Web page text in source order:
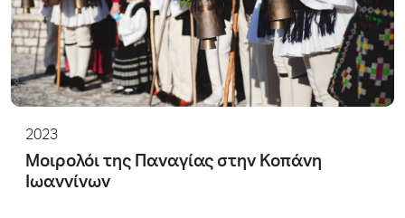
2023
Μοιρολόι της Παναγίας στην Κοπάνη
Ιωαννίνων